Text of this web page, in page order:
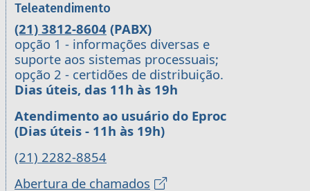
Teleatendimento
(21) 3812-8604 (PABX)
opção 1 - informações diversas e
suporte aos sistemas processuais;
opção 2 - certidões de distribuição.
Dias úteis, das 11h às 19h
Atendimento ao usuário do Eproc
(Dias úteis - 11h às 19h)
(21) 2282-8854
Abertura de chamados